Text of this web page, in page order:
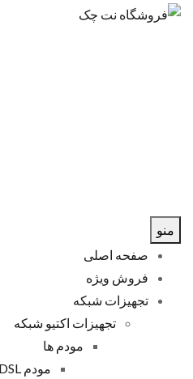
منو
صفحه اصلی
فروش ویژه
تجهیزات شبکه
تجهیزات اکتیو شبکه
مودم ها
مودم ADSL/VDSL